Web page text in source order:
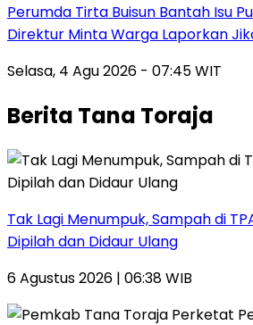
Perumda Tirta Buisun Bantah Isu
Direktur Minta Warga Laporkan
Selasa, 4 Agu 2026 - 07:45 WIT
Berita Tana Toraja
Tak Lagi Menumpuk, Sampah di
Dipilah dan Didaur Ulang
6 Agustus 2026 | 06:38 WIB